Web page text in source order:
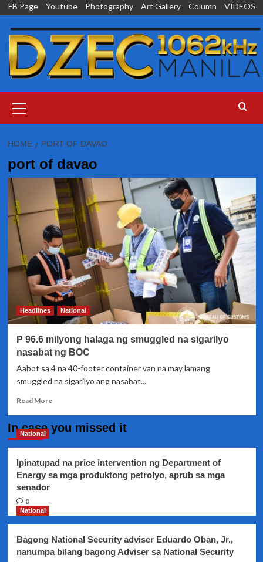
Skip
content
FB Page Youtube Photography Art Gallery Column VIDEOS
Menu
HOME PORT OF DAVAO
port of davao
Headlines National
P 96.6 milyong halaga ng smuggled na sigarilyo
nasabat ng BOC
Aabot sa 4 na 40-footer container van na may lamang
smuggled na sigarilyo ang nasabat...
Read MoreRead
P
halaga
ng
BOC
In case you missed it
National
Ipinatupad na price intervention ng Department of
Energy sa mga produktong petrolyo, aprub sa mga
senador
0
National
Bagong National Security adviser Eduardo Oban, Jr.,
nanumpa bilang bagong Adviser sa National Security